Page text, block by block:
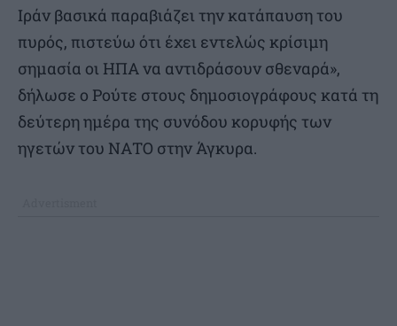
Ιράν βασικά παραβιάζει την κατάπαυση του
πυρός, πιστεύω ότι έχει εντελώς κρίσιμη
σημασία οι ΗΠΑ να αντιδράσουν σθεναρά»,
δήλωσε ο Ρούτε στους δημοσιογράφους κατά τη
δεύτερη ημέρα της συνόδου κορυφής των
ηγετών του ΝΑΤΟ στην Άγκυρα.